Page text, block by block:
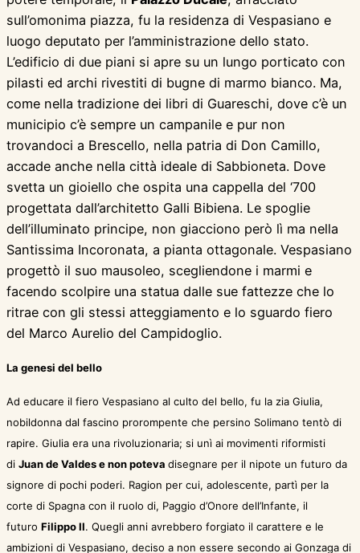
sull’omonima piazza, fu la residenza di Vespasiano e
luogo deputato per l’amministrazione dello stato.
L’edificio di due piani si apre su un lungo porticato con
pilasti ed archi rivestiti di bugne di marmo bianco. Ma,
come nella tradizione dei libri di Guareschi, dove c’è un
municipio c’è sempre un campanile e pur non
trovandoci a Brescello, nella patria di Don Camillo,
accade anche nella città ideale di Sabbioneta. Dove
svetta un gioiello che ospita una cappella del ‘700
progettata dall’architetto Galli Bibiena. Le spoglie
dell’illuminato principe, non giacciono però lì ma nella
Santissima Incoronata, a pianta ottagonale. Vespasiano
progettò il suo mausoleo, scegliendone i marmi e
facendo scolpire una statua dalle sue fattezze che lo
ritrae con gli stessi atteggiamento e lo sguardo fiero
del Marco Aurelio del Campidoglio.
La genesi del bello
Ad educare il fiero Vespasiano al culto del bello, fu la zia Giulia,
nobildonna dal fascino prorompente che persino Solimano tentò di
rapire. Giulia era una rivoluzionaria; si unì ai movimenti riformisti
di Juan de Valdes e non poteva disegnare per il nipote un futuro da
signore di pochi poderi. Ragion per cui, adolescente, partì per la
corte di Spagna con il ruolo di, Paggio d’Onore dell’Infante, il
futuro Filippo II. Quegli anni avrebbero forgiato il carattere e le
ambizioni di Vespasiano, deciso a non essere secondo ai Gonzaga di